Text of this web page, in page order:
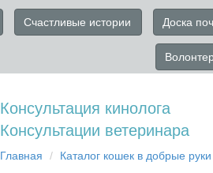
Счастливые истории Доска
Консультация кинолога
Консультации ветеринара
Главная Кaтaлoг кoшек в дoбрыe рyки